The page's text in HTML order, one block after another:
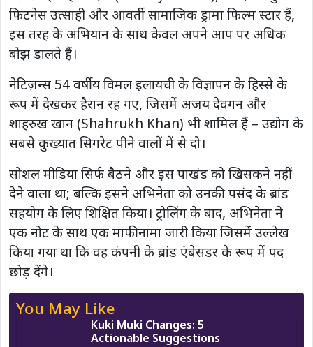
फिटनेस उत्साही और आवर्ती सामाजिक ड्रामा फिल्म स्टार हैं,
इस तरह के अभियान के साथ केवल अपने आप पर अधिक
बोझ डालते हैं।
नेटिज़न्स 54 वर्षीय विमल इलायची के विज्ञापन के हिस्से के
रूप में देखकर हैरान रह गए, जिसमें अजय देवगन और
शाहरुख खान (Shahrukh Khan) भी शामिल हैं – उद्योग के
सबसे कुख्यात सिगरेट पीने वालों में से दो।
सोशल मीडिया सिर्फ बैठने और इस पाखंड को खिसकने नहीं
देने वाला था; बल्कि इसने अभिनेता को उनकी पसंद के ब्रांड
सहयोग के लिए शिक्षित किया। ट्रोलिंग के बाद, अभिनेता ने
एक नोट के साथ एक माफीनामा जारी किया जिसमें उल्लेख
किया गया था कि वह कंपनी के ब्रांड एंबेसडर के रूप में पद
छोड़ देंगे।
You May Like
Kuki Muki Changes: 5
Actionable Suggestions